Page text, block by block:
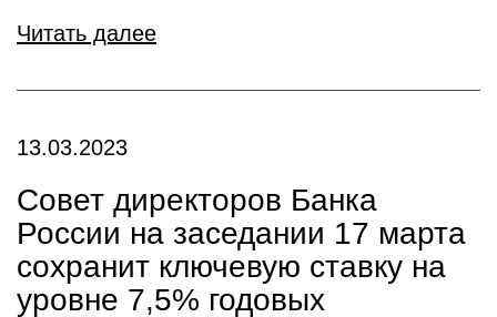
Читать далее
13.03.2023
Совет директоров Банка
России на заседании 17 марта
сохранит ключевую ставку на
уровне 7,5% годовых